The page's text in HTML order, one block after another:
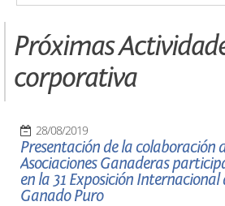
Próximas
corporativa
28/08/2019
Presentación de la colaboración
Asociaciones Ganaderas
en la 31 Exposición Internacional
Ganado Puro